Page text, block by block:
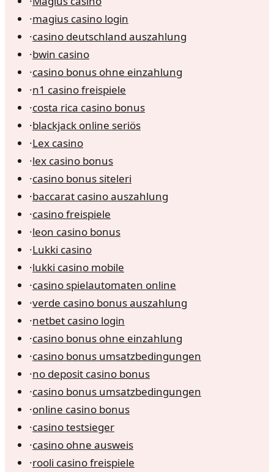
·magius casino login
·casino deutschland auszahlung
·bwin casino
·casino bonus ohne einzahlung
·n1 casino freispiele
·costa rica casino bonus
·blackjack online seriös
·Lex casino
·lex casino bonus
·casino bonus siteleri
·baccarat casino auszahlung
·casino freispiele
·leon casino bonus
·Lukki casino
·lukki casino mobile
·casino spielautomaten online
·verde casino bonus auszahlung
·netbet casino login
·casino bonus ohne einzahlung
·casino bonus umsatzbedingungen
·no deposit casino bonus
·casino bonus umsatzbedingungen
·online casino bonus
·casino testsieger
·casino ohne ausweis
·rooli casino freispiele